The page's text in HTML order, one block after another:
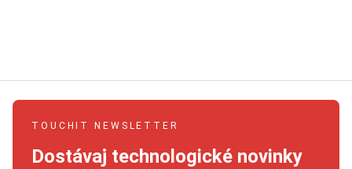
TOUCHIT NEWSLETTER
Dostávaj technologické novinky